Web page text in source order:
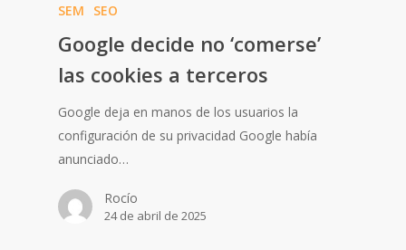
SEM SEO
Google decide no ‘comerse’
las cookies a terceros
Google deja en manos de los usuarios la
configuración de su privacidad Google había
anunciado…
Rocío
24 de abril de 2025